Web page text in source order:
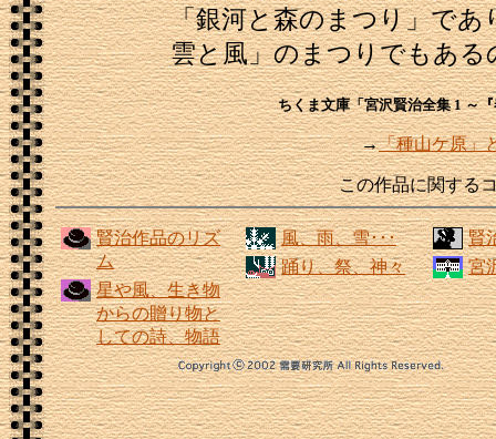
「銀河と森のまつり」であ
雲と風」のまつりでもある
ちくま文庫「宮沢賢治全集 1 ～
→「種山ケ原」
この作品に関す
賢治作品のリズ
ム
星や風、生き物
からの贈り物と
しての詩、物語
風、雨、雪･･･
踊り、祭、神々
賢
宮